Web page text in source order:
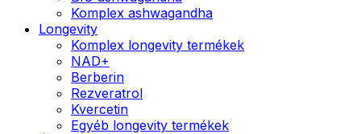
Komplex ashwagandha
Longevity
Komplex longevity termékek
NAD+
Berberin
Rezveratrol
Kvercetin
Egyéb longevity termékek